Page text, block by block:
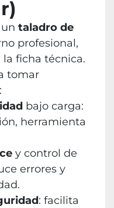
taladro de
profesional,
ficha técnica.
tomar
bajo carga:
herramienta
y control de
errores y
: facilita